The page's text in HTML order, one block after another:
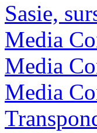
Sasie,
Media
Media
Media